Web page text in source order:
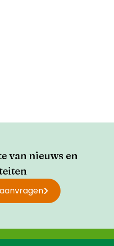
van nieuws en